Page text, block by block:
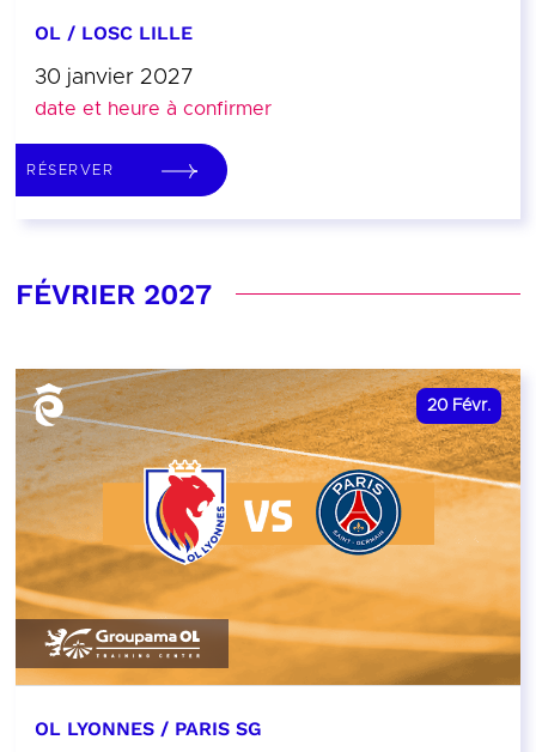
OL / LOSC LILLE
30 janvier 2027
date et heure à confirmer
RÉSERVER
FÉVRIER 2027
20 Févr.
OL LYONNES / PARIS SG